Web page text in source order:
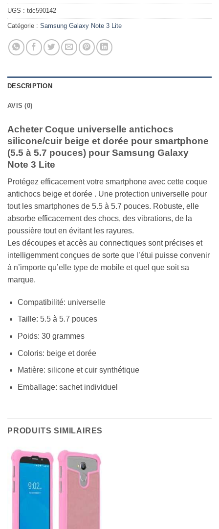
UGS : tdc590142
Catégorie : Samsung Galaxy Note 3 Lite
DESCRIPTION
AVIS (0)
Acheter Coque universelle antichocs
silicone/cuir beige et dorée pour smartphone
(5.5 à 5.7 pouces) pour Samsung Galaxy
Note 3 Lite
Protégez efficacement votre smartphone avec cette coque
antichocs beige et dorée . Une protection universelle pour
tout les smartphones de 5.5 à 5.7 pouces. Robuste, elle
absorbe efficacement des chocs, des vibrations, de la
poussière tout en évitant les rayures.
Les découpes et accès au connectiques sont précises et
intelligemment conçues de sorte que l’étui puisse convenir
à n’importe qu’elle type de mobile et quel que soit sa
marque.
Compatibilité: universelle
Taille: 5.5 à 5.7 pouces
Poids: 30 grammes
Coloris: beige et dorée
Matière: silicone et cuir synthétique
Emballage: sachet individuel
PRODUITS SIMILAIRES